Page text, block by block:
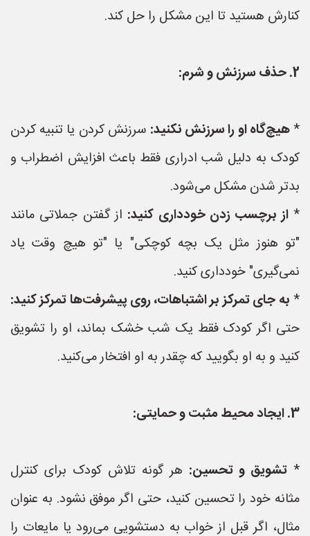
کنارش هستید تا این مشکل را حل کند.
2. حذف سرزنش و شرم:
*هیچ‌گاه او را سرزنش نکنید: سرزنش کردن یا تنبیه کردن
کودک به دلیل شب ادراری فقط باعث افزایش اضطراب و
بدتر شدن مشکل می‌شود.
*از برچسب زدن خودداری کنید: از گفتن جملاتی مانند
"تو هنوز مثل یک بچه کوچکی" یا "تو هیچ وقت یاد
نمی‌گیری" خودداری کنید.
* به جای تمرکز بر اشتباهات، روی پیشرفت‌ها تمرکز کنید:
حتی اگر کودک فقط یک شب خشک بماند، او را تشویق
کنید و به او بگویید که چقدر به او افتخار می‌کنید.
3. ایجاد محیط مثبت و حمایتی:
* تشویق و تحسین: هر گونه تلاش کودک برای کنترل
مثانه خود را تحسین کنید، حتی اگر موفق نشود. به عنوان
مثال، اگر قبل از خواب به دستشویی می‌رود یا مایعات را